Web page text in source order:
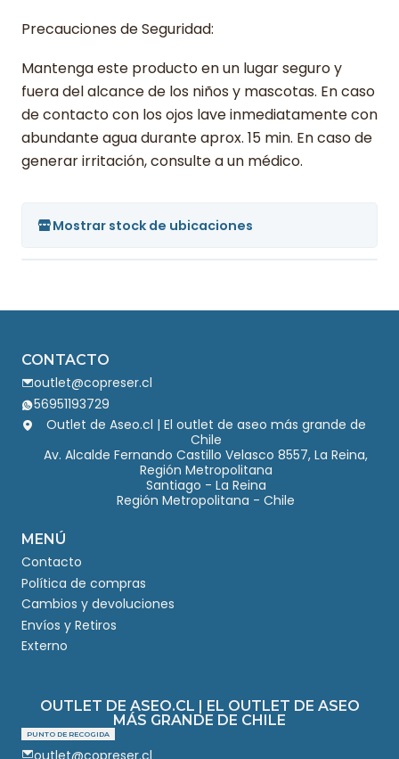
Precauciones de Seguridad:
Mantenga este producto en un lugar seguro y
fuera del alcance de los niños y mascotas. En caso
de contacto con los ojos lave inmediatamente con
abundante agua durante aprox. 15 min. En caso de
generar irritación, consulte a un médico.
Mostrar stock de ubicaciones
CONTACTO
outlet@copreser.cl
56951193729
Outlet de Aseo.cl | El outlet de aseo más grande de
Chile
Av. Alcalde Fernando Castillo Velasco 8557, La Reina,
Región Metropolitana
Santiago - La Reina
Región Metropolitana - Chile
MENÚ
Contacto
Política de compras
Cambios y devoluciones
Envíos y Retiros
Externo
OUTLET DE ASEO.CL | EL OUTLET DE ASEO
MÁS GRANDE DE CHILE
PUNTO DE RECOGIDA